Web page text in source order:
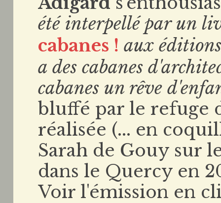
été interpellé par un
cabanes ! aux
a des cabanes
cabanes un rêve
bluffé par le refuge
réalisée (... en
Sarah de Gouy sur
dans le Quercy en
Voir l'émission en